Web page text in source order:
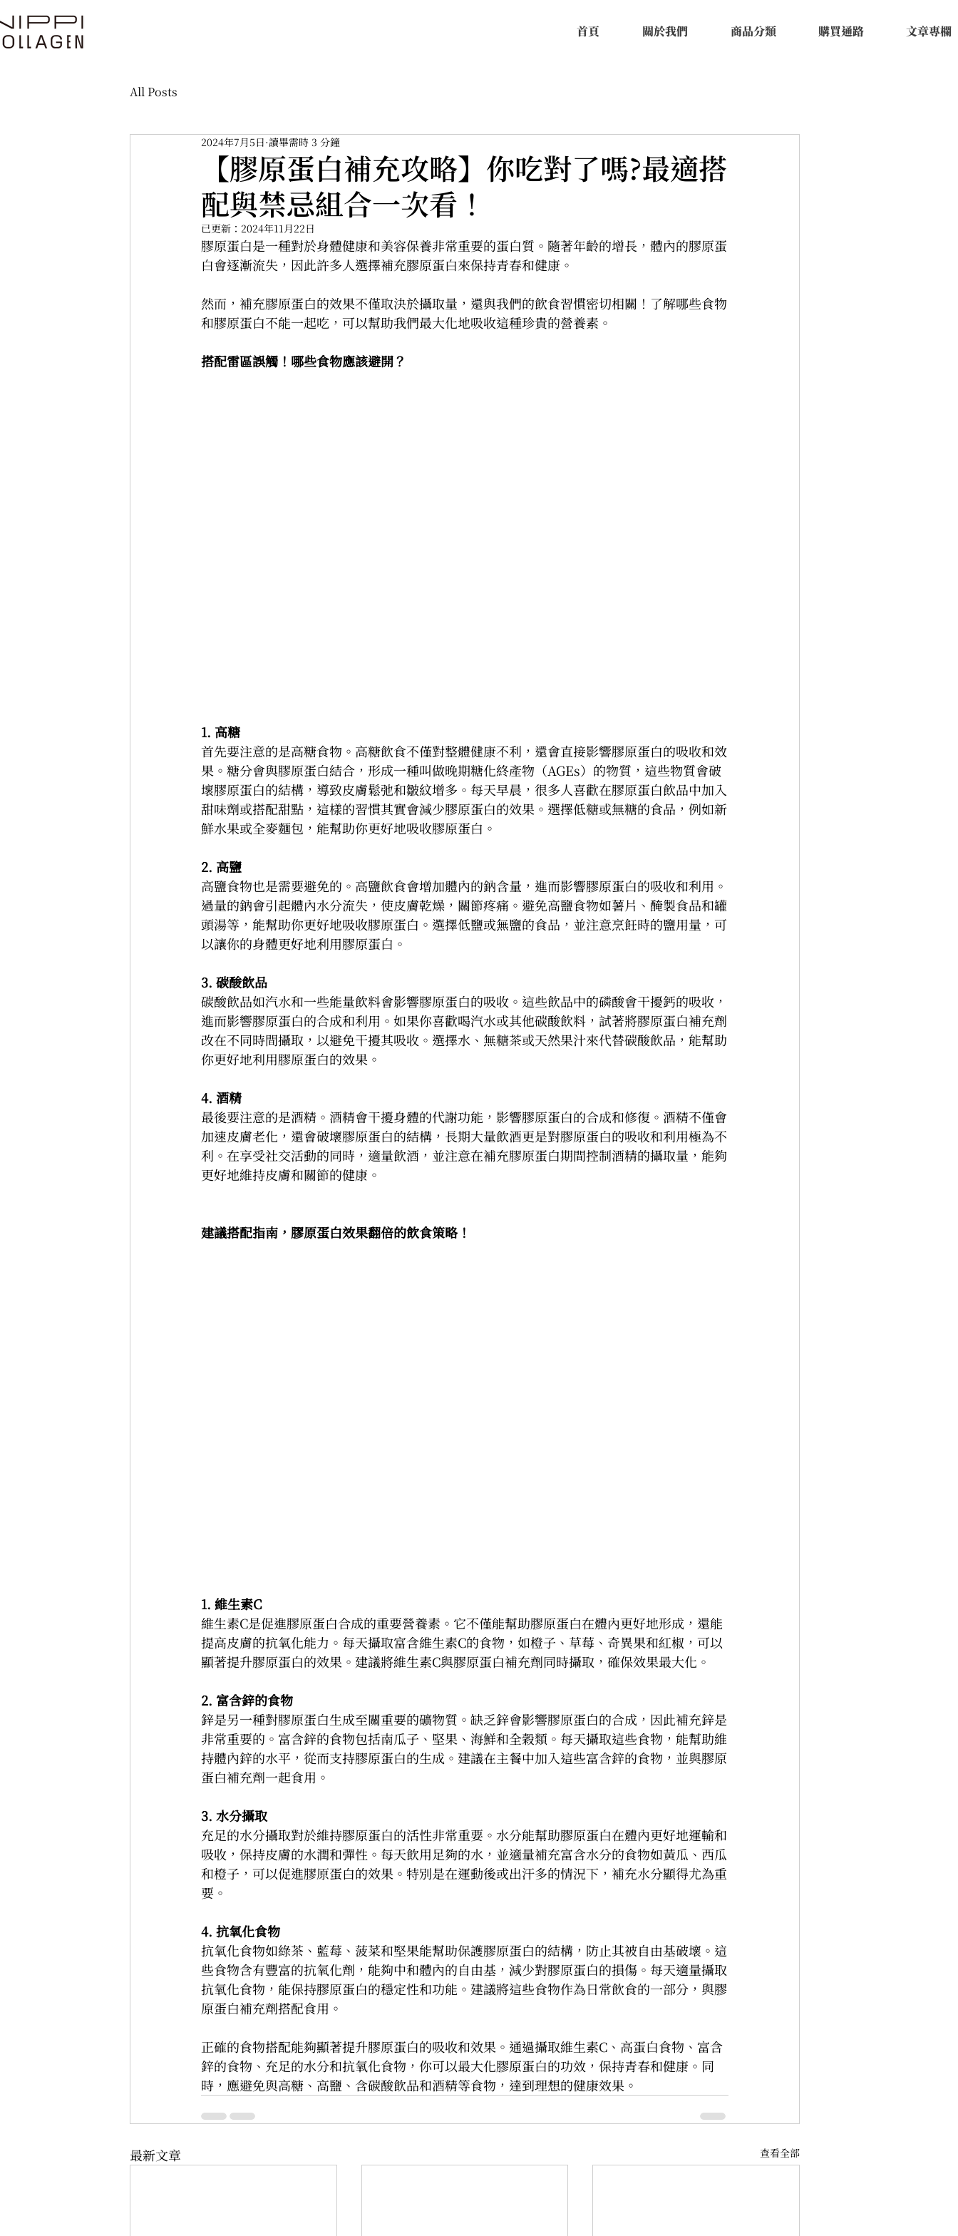
首頁 關於我們 商品分類 購買通路 文章專欄
All Posts
【膠原蛋白補充攻略】你吃對了嗎?最適搭
配與禁忌組合一次看！
2024年7月5日 讀畢需時 3 分鐘
已更新： 2024年11月22日
膠原蛋白是一種對於身體健康和美容保養非常重要的蛋白質。隨著年齡的增長，體內的膠原蛋
白會逐漸流失，因此許多人選擇補充膠原蛋白來保持青春和健康。
然而，補充膠原蛋白的效果不僅取決於攝取量，還與我們的飲食習慣密切相關！了解哪些食物
和膠原蛋白不能一起吃，可以幫助我們最大化地吸收這種珍貴的營養素。
搭配雷區誤觸！哪些食物應該避開？
1. 高糖
首先要注意的是高糖食物。高糖飲食不僅對整體健康不利，還會直接影響膠原蛋白的吸收和效
果。糖分會與膠原蛋白結合，形成一種叫做晚期糖化終產物（AGEs）的物質，這些物質會破
壞膠原蛋白的結構，導致皮膚鬆弛和皺紋增多。每天早晨，很多人喜歡在膠原蛋白飲品中加入
甜味劑或搭配甜點，這樣的習慣其實會減少膠原蛋白的效果。選擇低糖或無糖的食品，例如新
鮮水果或全麥麵包，能幫助你更好地吸收膠原蛋白。
2. 高鹽
高鹽食物也是需要避免的。高鹽飲食會增加體內的鈉含量，進而影響膠原蛋白的吸收和利用。
過量的鈉會引起體內水分流失，使皮膚乾燥，關節疼痛。避免高鹽食物如薯片、醃製食品和罐
頭湯等，能幫助你更好地吸收膠原蛋白。選擇低鹽或無鹽的食品，並注意烹飪時的鹽用量，可
以讓你的身體更好地利用膠原蛋白。
3. 碳酸飲品
碳酸飲品如汽水和一些能量飲料會影響膠原蛋白的吸收。這些飲品中的磷酸會干擾鈣的吸收，
進而影響膠原蛋白的合成和利用。如果你喜歡喝汽水或其他碳酸飲料，試著將膠原蛋白補充劑
改在不同時間攝取，以避免干擾其吸收。選擇水、無糖茶或天然果汁來代替碳酸飲品，能幫助
你更好地利用膠原蛋白的效果。
4. 酒精
最後要注意的是酒精。酒精會干擾身體的代謝功能，影響膠原蛋白的合成和修復。酒精不僅會
加速皮膚老化，還會破壞膠原蛋白的結構，長期大量飲酒更是對膠原蛋白的吸收和利用極為不
利。在享受社交活動的同時，適量飲酒，並注意在補充膠原蛋白期間控制酒精的攝取量，能夠
更好地維持皮膚和關節的健康。
建議搭配指南，膠原蛋白效果翻倍的飲食策略！
1. 維生素C
維生素C是促進膠原蛋白合成的重要營養素。它不僅能幫助膠原蛋白在體內更好地形成，還能
提高皮膚的抗氧化能力。每天攝取富含維生素C的食物，如橙子、草莓、奇異果和紅椒，可以
顯著提升膠原蛋白的效果。建議將維生素C與膠原蛋白補充劑同時攝取，確保效果最大化。
2. 富含鋅的食物
鋅是另一種對膠原蛋白生成至關重要的礦物質。缺乏鋅會影響膠原蛋白的合成，因此補充鋅是
非常重要的。富含鋅的食物包括南瓜子、堅果、海鮮和全穀類。每天攝取這些食物，能幫助維
持體內鋅的水平，從而支持膠原蛋白的生成。建議在主餐中加入這些富含鋅的食物，並與膠原
蛋白補充劑一起食用。
3. 水分攝取
充足的水分攝取對於維持膠原蛋白的活性非常重要。水分能幫助膠原蛋白在體內更好地運輸和
吸收，保持皮膚的水潤和彈性。每天飲用足夠的水，並適量補充富含水分的食物如黃瓜、西瓜
和橙子，可以促進膠原蛋白的效果。特別是在運動後或出汗多的情況下，補充水分顯得尤為重
要。
4. 抗氧化食物
抗氧化食物如綠茶、藍莓、菠菜和堅果能幫助保護膠原蛋白的結構，防止其被自由基破壞。這
些食物含有豐富的抗氧化劑，能夠中和體內的自由基，減少對膠原蛋白的損傷。每天適量攝取
抗氧化食物，能保持膠原蛋白的穩定性和功能。建議將這些食物作為日常飲食的一部分，與膠
原蛋白補充劑搭配食用。
正確的食物搭配能夠顯著提升膠原蛋白的吸收和效果。通過攝取維生素C、高蛋白食物、富含
鋅的食物、充足的水分和抗氧化食物，你可以最大化膠原蛋白的功效，保持青春和健康。同
時，應避免與高糖、高鹽、含碳酸飲品和酒精等食物，達到理想的健康效果。
最新文章 查看全部